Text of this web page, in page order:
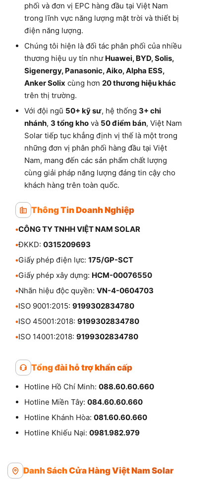
phối và đơn vị EPC hàng đầu tại Việt Nam
trong lĩnh vực năng lượng mặt trời và thiết bị
điện năng lượng.
Chúng tôi hiện là đối tác phân phối của nhiều
thương hiệu uy tín như Huawei, BYD, Solis,
Sigenergy, Panasonic, Aiko, Alpha ESS,
Anker Solix cùng hơn 20 thương hiệu khác
trên thị trường.
Với đội ngũ 50+ kỹ sư, hệ thống 3+ chi
nhánh, 3 tổng kho và 50 điểm bán, Việt Nam
Solar tiếp tục khẳng định vị thế là một trong
những đơn vị phân phối hàng đầu tại Việt
Nam, mang đến các sản phẩm chất lượng
cùng giải pháp năng lượng đáng tin cậy cho
khách hàng trên toàn quốc.
Thông Tin Doanh Nghiệp
•CÔNG TY TNHH VIỆT NAM SOLAR
•ĐKKD: 0315209693
•Giấy phép điện lực: 175/GP-SCT
•Giấy phép xây dựng: HCM-00076550
•Nhãn hiệu độc quyền: VN-4-0604703
•ISO 9001:2015: 9199302834780
•ISO 45001:2018: 9199302834780
•ISO 14001:2018: 9199302834780
Tổng đài hỗ trợ khẩn cấp
Hotline Hồ Chí Minh: 088.60.60.660
Hotline Miền Tây: 084.60.60.660
Hotline Khánh Hòa: 081.60.60.660
Hotline Khiếu Nại: 0981.982.979
Danh Sách Cửa Hàng Việt Nam Solar